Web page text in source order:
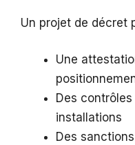
Un projet de décret
Une
Des
installations
Des